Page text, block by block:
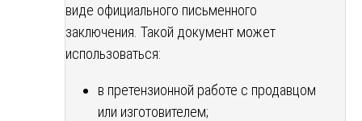
виде официального письменного
заключения. Такой документ может
использоваться:
в претензионной работе с продавцом
или изготовителем;